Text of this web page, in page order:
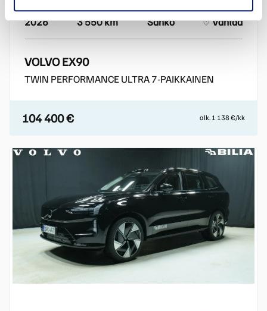
2026 3 550 km Sähkö Vantaa
VOLVO EX90
TWIN PERFORMANCE ULTRA 7-PAIKKAINEN
104 400 € alk. 1 138 €/kk